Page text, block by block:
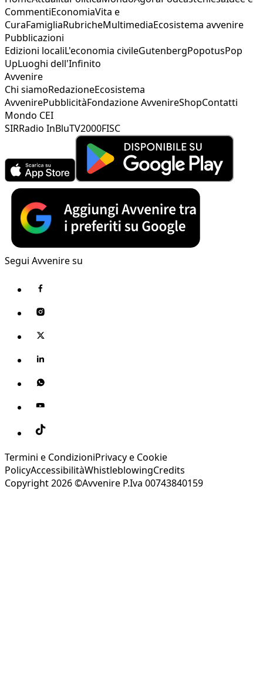
CommentiEconomiaVita e
CuraFamigliaRubricheMultimediaEcosistema avvenire
Pubblicazioni
Edizioni localiL'economia civileGutenbergPopotusPop
UpLuoghi dell'Infinito
Avvenire
Chi siamoRedazioneEcosistema
AvvenirePubblicitàFondazione AvvenireShopContatti
Mondo CEI
SIRRadio InBluTV2000FISC
Segui Avvenire su
Termini e CondizioniPrivacy e Cookie
PolicyAccessibilitàWhistleblowingCredits
Copyright 2026 ©Avvenire P.Iva 00743840159